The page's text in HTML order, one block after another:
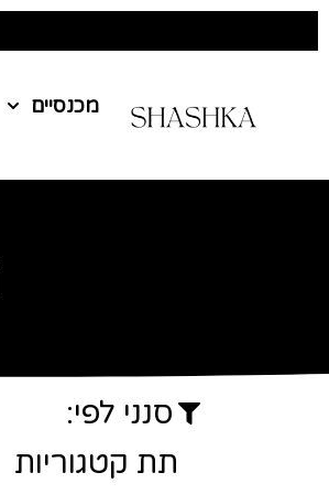
מכנסיים
סנני לפי:
תת קטגוריות